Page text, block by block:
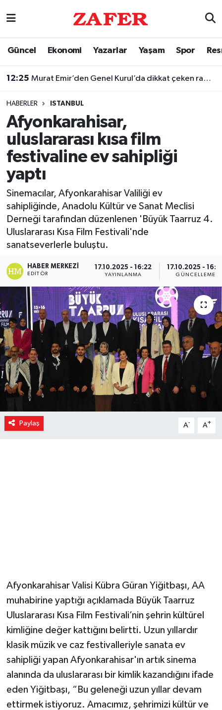
Güncel Ekonomi Yazarlar Yaşam Spor
12:25 Murat Emir’den Genel Kurul’da dikkat çeken rapor paylaşımı
HABERLER ISTANBUL
Afyonkarahisar,
uluslararası kısa film
festivaline ev sahipliği
yaptı
Sinemacılar, Afyonkarahisar Valiliği ev
sahipliğinde, Anadolu Kültür ve Sanat Meclisi
Derneği tarafından düzenlenen 'Büyük Taarruz 4.
Uluslararası Kısa Film Festivali'nde
sanatseverlerle buluştu.
HABER MERKEZI
EDITÖR
17.10.2025 - 16:22
YAYINLANMA
17.10.2025 -
GÜNCELLEME
Paylaş A- A+
Afyonkarahisar Valisi Kübra Güran Yiğitbaşı, AA
muhabirine yaptığı açıklamada Büyük Taarruz
Uluslararası Kısa Film Festivali’nin şehrin kültürel
kimliğine değer kattığını belirtti. Uzun yıllardır
klasik müzik ve caz festivalleriyle sanata ev
sahipliği yapan Afyonkarahisar'ın artık sinema
alanında da uluslararası bir kimlik kazandığını ifade
eden Yiğitbaşı, “Bu geleneği uzun yıllar devam
ettirmek istiyoruz. Amacımız, şehrimizi kültür ve
Nöbetçi Eczaneler
Trafik Durumu
Süper Lig Puan Durumu ve Fikstür
Tüm Manşetler
Son Dakika Haberleri
Haber Arşivi